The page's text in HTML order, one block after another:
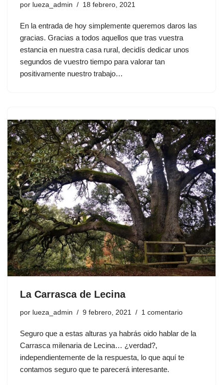
por lueza_admin 18 febrero, 2021
En la entrada de hoy simplemente queremos daros las
gracias. Gracias a todos aquellos que tras vuestra
estancia en nuestra casa rural, decidís dedicar unos
segundos de vuestro tiempo para valorar tan
positivamente nuestro trabajo…
La Carrasca de Lecina
por lueza_admin 9 febrero, 2021 1 comentario
Seguro que a estas alturas ya habrás oido hablar de la
Carrasca milenaria de Lecina… ¿verdad?,
independientemente de la respuesta, lo que aquí te
contamos seguro que te parecerá interesante.